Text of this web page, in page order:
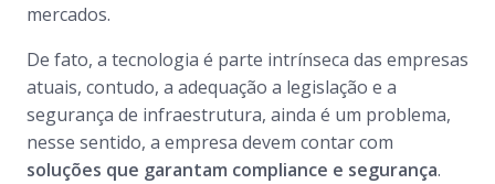
mercados.
De fato, a tecnologia é parte intrínseca das empresas
atuais, contudo, a adequação a legislação e a
segurança de infraestrutura, ainda é um problema,
nesse sentido, a empresa devem contar com
soluções que garantam compliance e segurança.